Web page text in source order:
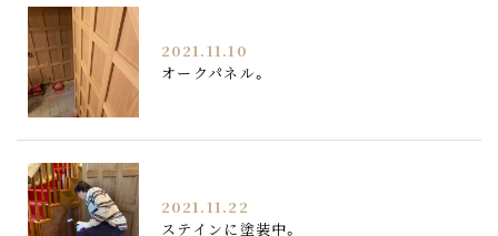
2021.11.10
オークパネル。
2021.11.22
ステインに塗装中。